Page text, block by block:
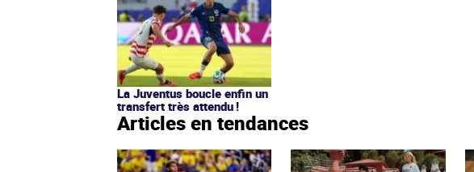
La Juventus boucle enfin un
transfert très attendu !
Articles en tendances